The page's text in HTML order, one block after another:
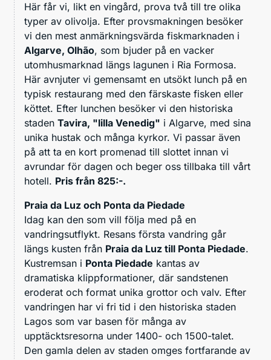
Här får vi, likt en vingård, prova två till tre olika
typer av olivolja. Efter provsmakningen besöker
vi den mest anmärkningsvärda fiskmarknaden i
Algarve, Olhão, som bjuder på en vacker
utomhusmarknad längs lagunen i Ria Formosa.
Här avnjuter vi gemensamt en utsökt lunch på en
typisk restaurang med den färskaste fisken eller
köttet. Efter lunchen besöker vi den historiska
staden Tavira, "lilla Venedig" i Algarve, med sina
unika hustak och många kyrkor. Vi passar även
på att ta en kort promenad till slottet innan vi
avrundar för dagen och beger oss tillbaka till vårt
hotell. Pris från 825:-.
Praia da Luz och Ponta da Piedade
Idag kan den som vill följa med på en
vandringsutflykt. Resans första vandring går
längs kusten från Praia da Luz till Ponta Piedade.
Kustremsan i Ponta Piedade kantas av
dramatiska klippformationer, där sandstenen
eroderat och format unika grottor och valv. Efter
vandringen har vi fri tid i den historiska staden
Lagos som var basen för många av
upptäcktsresorna under 1400- och 1500-talet.
Den gamla delen av staden omges fortfarande av